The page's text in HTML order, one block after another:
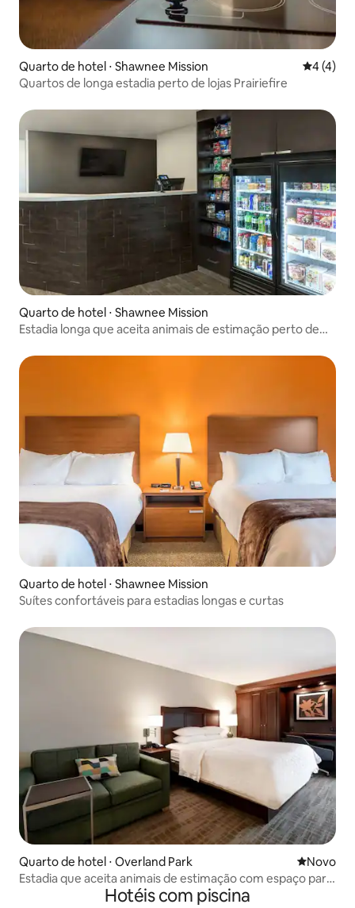
Quarto de hotel ⋅ Shawnee Mission 4 de
4 (4)
Quartos de longa estadia perto de lojas Prairiefire
Quarto de hotel ⋅ Shawnee Mission
Estadia longa que aceita animais de estimação perto de
Quarto de hotel ⋅ Shawnee Mission
Suítes confortáveis para estadias longas e curtas
Quarto de hotel ⋅ Overland Park Novo
Novo
Estadia que aceita animais de estimação com espaço para
Hotéis com piscina